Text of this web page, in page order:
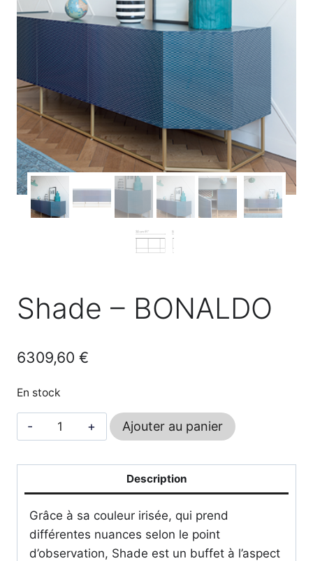
Shade – BONALDO
6309,60 €
En stock
quantité
de
BONALDO
Ajouter au panier
Description
Grâce à sa couleur irisée, qui prend
différentes nuances selon le point
d’observation, Shade est un buffet à l’aspect